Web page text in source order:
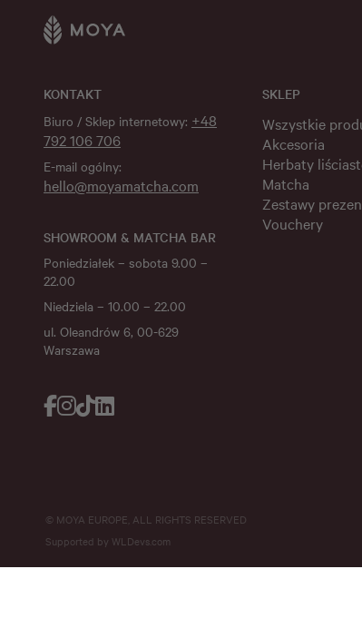
KONTAKT
Biuro / Sklep internetowy: +48
792 106 706
E-mail ogólny:
hello@moyamatcha.com
SHOWROOM & MATCHA BAR
Poniedziałek – sobota 9.00 –
22.00
Niedziela – 10.00 – 22.00
ul. Oleandrów 6, 00-629
Warszawa
SKLEP
Wszystkie
Akcesoria
Herbaty
Matcha
Zestawy
Vouchery
© MOYA EUROPE, ALL RIGHTS RESERVED
Supported by WLDevs.com